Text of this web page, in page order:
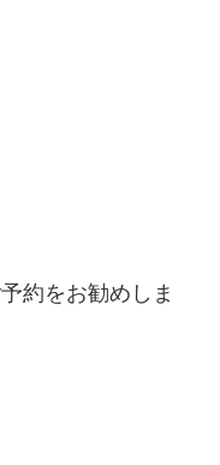
約をお勧めしま